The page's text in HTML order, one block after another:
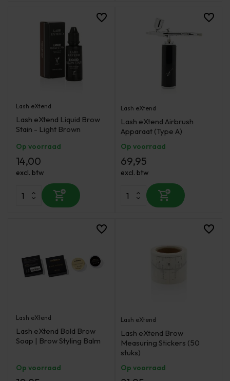
Lash eXtend
Lash eXtend Liquid Brow
Stain - Light Brown
Op voorraad
14,00
excl. btw
Lash eXtend
Lash eXtend Airbrush
Apparaat (Type A)
Op voorraad
69,95
excl. btw
Lash eXtend
Lash eXtend Bold Brow
Soap | Brow Styling Balm
Op voorraad
Lash eXtend
Lash eXtend Brow
Measuring Stickers (50
stuks)
Op voorraad